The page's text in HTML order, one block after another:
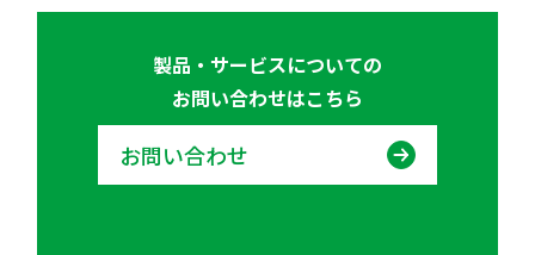
製品・サービスについての
お問い合わせはこちら
お問い合わせ